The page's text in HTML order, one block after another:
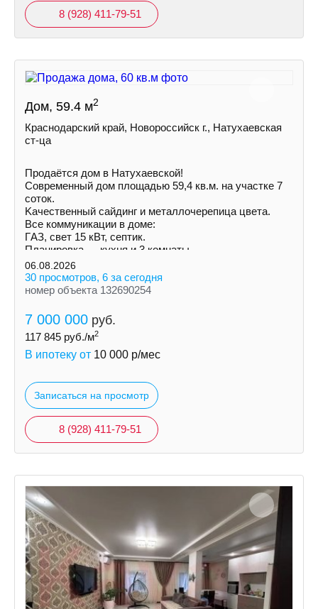
8 (928) 411-79-51
Дом, 59.4 м2
Краснодарский край, Новороссийск г., Натухаевская
ст-ца
Продаётся дом в Натухаевской!
Современный дом площадью 59,4 кв.м. на учaстке 7
соток.
Kачecтвенный сайдинг и металлочepeпица цветa.
Все коммуникации в доме:
ГAЗ, свет 15 кВт, септик.
Планировка — кухня и 3 комнаты.
Установлены радиаторы.
06.08.2026
30 просмотров, 6 за сегодня
номер объекта 132690254
7 000 000 руб.
117 845 руб./м2
В ипотеку от 10 000 р/мес
Записаться на просмотр
8 (928) 411-79-51